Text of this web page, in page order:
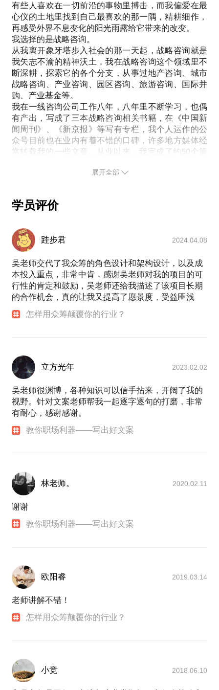
我可以帮助你：
厘清思路，开阔视野，看众筹思维如何改变行业；
看清行业未来五年发展格局，有利于选择今天的发展
方向；
教给你正确利用众筹的方法论。
有些人喜欢在一切前沿的事物里搏击，而我偏爱在最
心仪的土地里找到自己最喜欢的那一隅，精耕细作，
再感受外界不息变化的阳光雨露给它带来的改变。
我选择的是战略咨询。
从我离开象牙塔步入社会的那一天起，战略咨询就是
我矢志不渝的精神沃土，我在战略咨询这个领域里不
断深耕，探索它的各个分支，从事过地产咨询、城市
战略咨询、产业咨询、园区咨询、旅游咨询、国际并
购、产业基金等。
我在一线咨询公司工作八年，八年里不断学习，也偶
有产出，写成了三本战略咨询相关书籍，在《中国新
闻周刊》、《新京报》等写有专栏，我个人运作的公
众号目前也在业内有着不错的口碑，许多地方媒体经
常转载我的一些文章。从业以来，我完成了约50个策
200个案例，并深入分析研究、突破以及表达的方
方法非常重要，即便面对全新的课题，方法是你庖丁
开放度非常重要，找到合适的人聊天对于进入一个新
的行业能够起到事半功倍的效果。
所以，欢迎你的约见。
- 传送门 -
展开全部
学员评价
跬步君 2024.04.08
吴老师交代了我众筹的角色设计和架构设计，以及成
本投入重点，非常中肯，感谢吴老师对我的项目的可
行性的肯定和鼓励，吴老师还给我描述了该项目长期
的合作机会，真的让我又提高了愿景度，受益匪浅
怎样用众筹颠覆你的行业？
立方光年 2023.02.02
吴老师很渊博，各种知识可以信手拈来，开阔了我的
视野。针对文案老师帮我一起逐字逐句的打磨，非常
有耐心，感谢感谢。
教你职场利器——写出好文案
林老师。 2020.02.11
谢谢
教你职场利器——写出好文案
欧阳睿 2019.03.14
老师讲解不错！
怎样用众筹颠覆你的行业？
小竞 2018.06.10